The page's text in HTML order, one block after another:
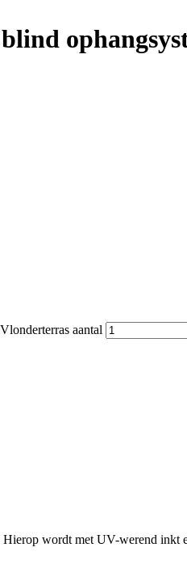
aantal
wordt met UV-werend